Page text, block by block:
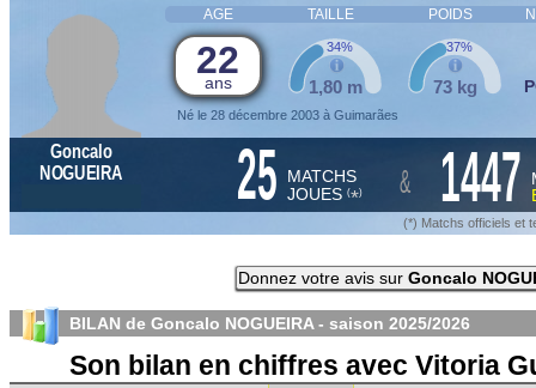
AGE TAILLE POIDS
22
ans
Né le 28 décembre 2003 à Guimarães
1,80 m
34%
73 kg
37%
Goncalo
NOGUEIRA
25 MATCHS
JOUES (*) & 1447
(*) Matchs officiels et
Donnez votre avis sur Goncalo
BILAN de Goncalo NOGUEIRA - saison 2025/2026
Son bilan en chiffres avec Vitoria